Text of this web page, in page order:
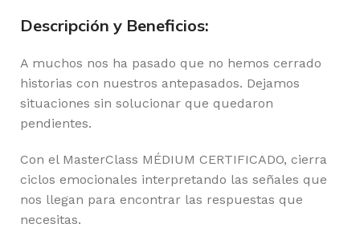
Descripción y Beneficios:
A muchos nos ha pasado que no hemos cerrado
historias con nuestros antepasados. Dejamos
situaciones sin solucionar que quedaron
pendientes.
Con el MasterClass MÉDIUM CERTIFICADO, cierra
ciclos emocionales interpretando las señales que
nos llegan para encontrar las respuestas que
necesitas.